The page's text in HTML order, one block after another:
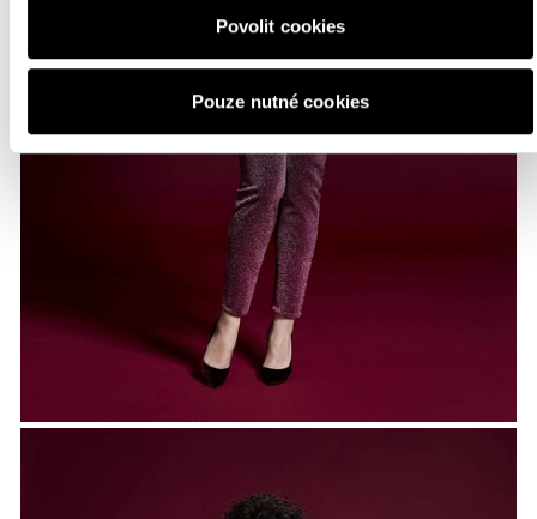
Povolit cookies
Pouze nutné cookies